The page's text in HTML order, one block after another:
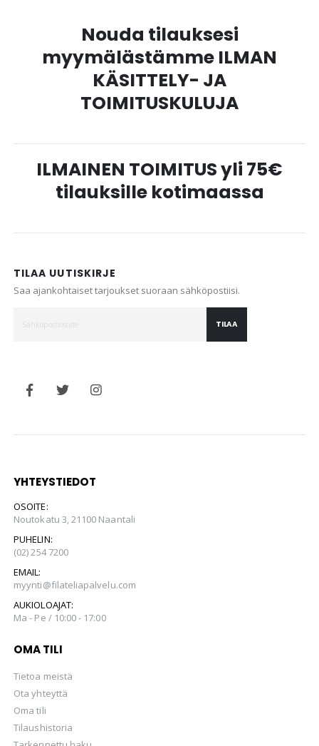
Nouda tilauksesi
myymälästämme ILMAN
KÄSITTELY- JA
TOIMITUSKULUJA
ILMAINEN TOIMITUS yli 75€
tilauksille kotimaassa
TILAA UUTISKIRJE
Saa ajankohtaiset tarjoukset suoraan sähköpostiisi.
TILAA
YHTEYSTIEDOT
OSOITE:
Noutokatu 3, 21100 Naantali
PUHELIN:
(02) 254 7200
EMAIL:
myynti@filateliapalvelu.com
AUKIOLOAJAT:
Ma - Pe / 10:00 - 17:00
OMA TILI
Tietoa meistä
Ota yhteyttä
Oma tili
Tilaushistoria